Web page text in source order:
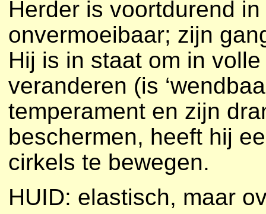
Herder is voortdurend
onvermoeibaar; zijn
Hij is in staat om in
veranderen (is
temperament en zijn
beschermen, heeft hij
cirkels te bewegen.
HUID: elastisch, maar